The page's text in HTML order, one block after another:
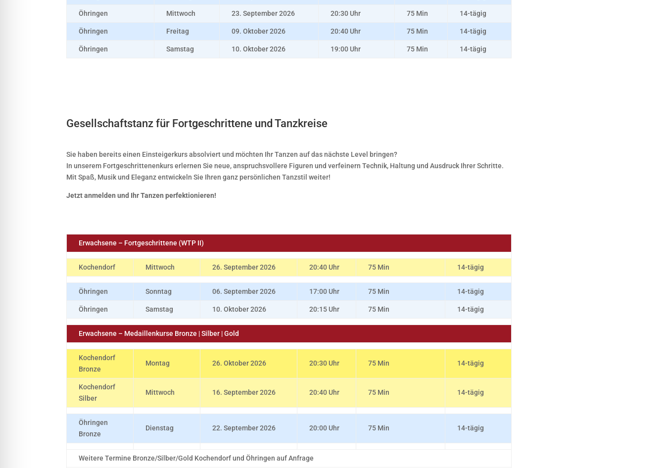
Öhringen Mittwoch 23. September 2026 20:30 Uhr 75 Min 14-tägig
Öhringen Freitag 09. Oktober 2026 20:40 Uhr 75 Min 14-tägig
Öhringen Samstag 10. Oktober 2026 19:00 Uhr 75 Min 14-tägig
Gesellschaftstanz für Fortgeschrittene und Tanzkreise
Sie haben bereits einen Einsteigerkurs absolviert und möchten Ihr Tanzen auf das nächste Level bringen?
In unserem Fortgeschrittenenkurs erlernen Sie neue, anspruchsvollere Figuren und verfeinern Technik, Haltung und Ausdruck Ihrer Schritte.
Mit Spaß, Musik und Eleganz entwickeln Sie Ihren ganz persönlichen Tanzstil weiter!
Jetzt anmelden und Ihr Tanzen perfektionieren!
Erwachsene – Fortgeschrittene (WTP II)
Kochendorf Mittwoch 26. September 2026 20:40 Uhr 75 Min 14-tägig
Öhringen Sonntag 06. September 2026 17:00 Uhr 75 Min 14-tägig
Öhringen Samstag 10. Oktober 2026 20:15 Uhr 75 Min 14-tägig
Erwachsene – Medaillenkurse Bronze | Silber | Gold
Kochendorf
Bronze
Montag 26. Oktober 2026 20:30 Uhr 75 Min 14-tägig
Kochendorf
Silber
Mittwoch 16. September 2026 20:40 Uhr 75 Min 14-tägig
Öhringen
Bronze
Dienstag 22. September 2026 20:00 Uhr 75 Min 14-tägig
Weitere Termine Bronze/Silber/Gold Kochendorf und Öhringen auf Anfrage